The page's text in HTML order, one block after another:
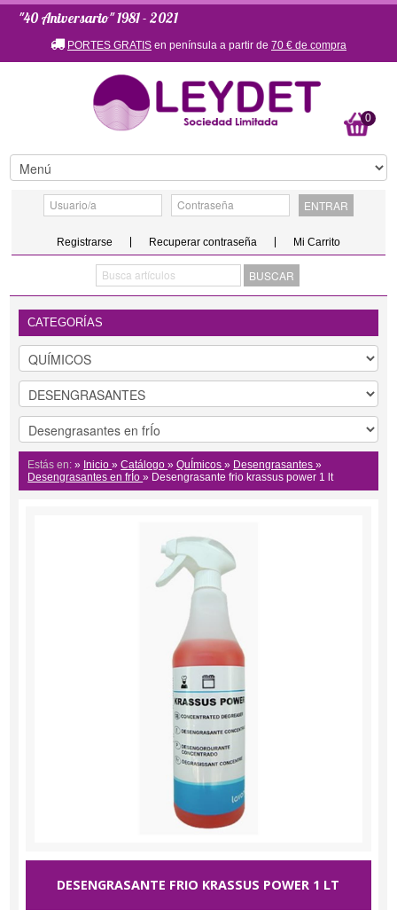
"40 Aniversario" 1981 - 2021
PORTES GRATIS en península a partir de 70 € de compra
0
Registrarse Recuperar contraseña Mi Carrito
CATEGORÍAS
Estás en: » Inicio»Catálogo»QuÍmicos» Desengrasantes»
Desengrasantes en frÍo» Desengrasante frio krassus power 1 lt
DESENGRASANTE FRIO KRASSUS POWER 1 LT